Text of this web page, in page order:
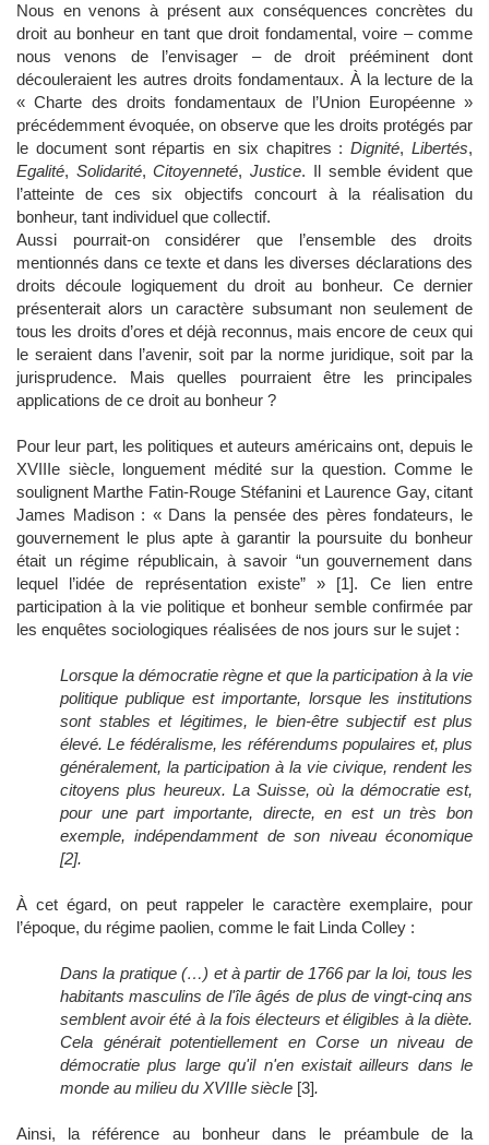
Nous en venons à présent aux conséquences concrètes du
droit au bonheur en tant que droit fondamental, voire – comme
nous venons de l’envisager – de droit prééminent dont
découleraient les autres droits fondamentaux. À la lecture de la
« Charte des droits fondamentaux de l’Union Européenne »
précédemment évoquée, on observe que les droits protégés par
le document sont répartis en six chapitres :Dignité,Libertés,
Egalité, Solidarité,Citoyenneté,Justice. Il semble évident que
l’atteinte de ces six objectifs concourt à la réalisation du
bonheur, tant individuel que collectif.
Aussi pourrait-on considérer que l’ensemble des droits
mentionnés dans ce texte et dans les diverses déclarations des
droits découle logiquement du droit au bonheur. Ce dernier
présenterait alors un caractère subsumant non seulement de
tous les droits d’ores et déjà reconnus, mais encore de ceux qui
le seraient dans l’avenir, soit par la norme juridique, soit par la
jurisprudence. Mais quelles pourraient être les principales
applications de ce droit au bonheur ?
Pour leur part, les politiques et auteurs américains ont, depuis le
XVIIIe siècle, longuement médité sur la question. Comme le
soulignent Marthe Fatin-Rouge Stéfanini et Laurence Gay, citant
James Madison : « Dans la pensée des pères fondateurs, le
gouvernement le plus apte à garantir la poursuite du bonheur
était un régime républicain, à savoir “un gouvernement dans
lequel l’idée de représentation existe” » [1]. Ce lien entre
participation à la vie politique et bonheur semble confirmée par
les enquêtes sociologiques réalisées de nos jours sur le sujet :
Lorsque la démocratie règne et que la participation à la vie
politique publique est importante, lorsque les institutions
sont stables et légitimes, le bien-être subjectif est plus
élevé. Le fédéralisme, les référendums populaires et, plus
généralement, la participation à la vie civique, rendent les
citoyens plus heureux. La Suisse, où la démocratie est,
pour une part importante, directe, en est un très bon
exemple, indépendamment de son niveau économique
[2].
À cet égard, on peut rappeler le caractère exemplaire, pour
l’époque, du régime paolien, comme le fait Linda Colley :
Dans la pratique (…) et à partir de 1766 par la loi, tous les
habitants masculins de l'île âgés de plus de vingt-cinq ans
semblent avoir été à la fois électeurs et éligibles à la diète.
Cela générait potentiellement en Corse un niveau de
démocratie plus large qu'il n'en existait ailleurs dans le
monde au milieu du XVIIIe siècle [3].
Ainsi, la référence au bonheur dans le préambule de la